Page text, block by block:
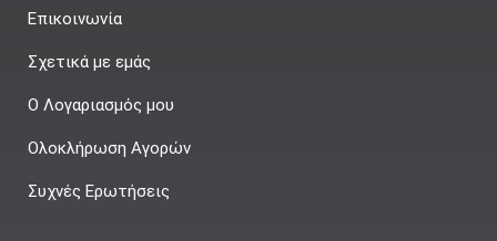
Επικοινωνία
Σχετικά με εμάς
Ο Λογαριασμός μου
Ολοκλήρωση Αγορών
Συχνές Ερωτήσεις